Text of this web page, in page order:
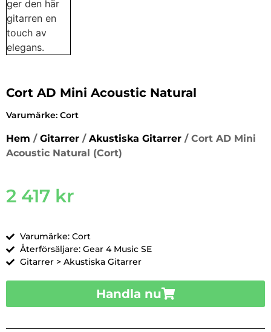
Cort AD Mini Acoustic Natural
Varumärke: Cort
Hem / Gitarrer / Akustiska Gitarrer / Cort AD Mini
Acoustic Natural (Cort)
2 417 kr
Varumärke: Cort
Återförsäljare: Gear 4 Music SE
Gitarrer > Akustiska Gitarrer
Handla nu